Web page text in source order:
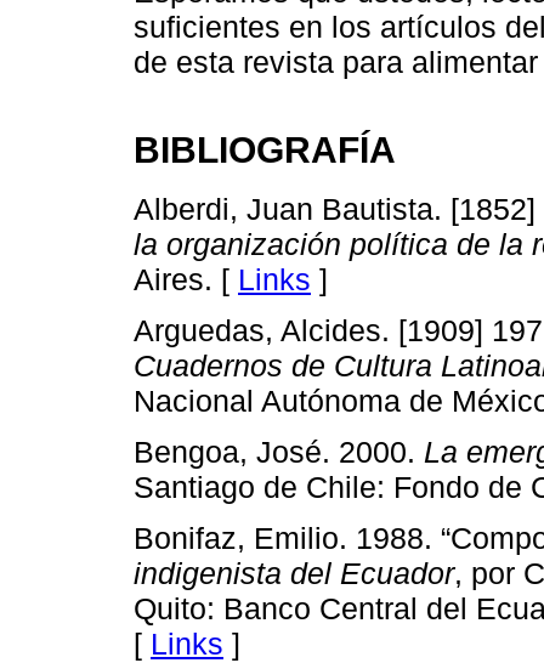
suficientes en los artículos
de esta revista para
BIBLIOGRAFÍA
Alberdi, Juan Bautista.
la organización política de la
Aires. [ Links ]
Arguedas, Alcides. [1909]
Cuadernos de Cultura
Nacional Autónoma de
Bengoa, José. 2000. La
Santiago de Chile: Fondo de
Bonifaz, Emilio. 1988.
indigenista del Ecuador, por
Quito: Banco Central del
[ Links ]